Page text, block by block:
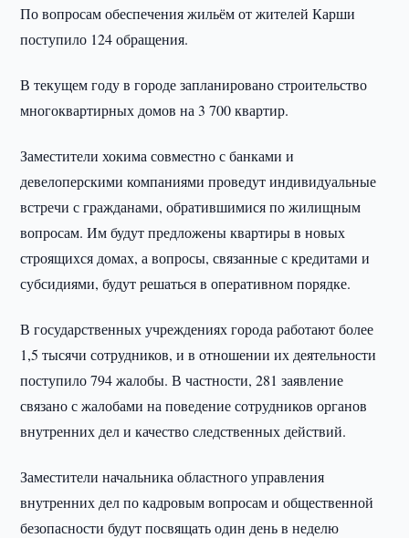
По вопросам обеспечения жильём от жителей Карши
поступило 124 обращения.
В текущем году в городе запланировано строительство
многоквартирных домов на 3 700 квартир.
Заместители хокима совместно с банками и
девелоперскими компаниями проведут индивидуальные
встречи с гражданами, обратившимися по жилищным
вопросам. Им будут предложены квартиры в новых
строящихся домах, а вопросы, связанные с кредитами и
субсидиями, будут решаться в оперативном порядке.
В государственных учреждениях города работают более
1,5 тысячи сотрудников, и в отношении их деятельности
поступило 794 жалобы. В частности, 281 заявление
связано с жалобами на поведение сотрудников органов
внутренних дел и качество следственных действий.
Заместители начальника областного управления
внутренних дел по кадровым вопросам и общественной
безопасности будут посвящать один день в неделю